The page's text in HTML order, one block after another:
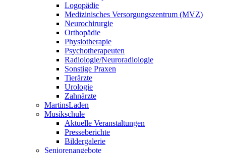
Logopädie
Medizinisches Versorgungszentrum (MVZ)
Neurochirurgie
Orthopädie
Physiotherapie
Psychotherapeuten
Radiologie/Neuroradiologie
Sonstige Praxen
Tierärzte
Urologie
Zahnärzte
MartinsLaden
Musikschule
Aktuelle Veranstaltungen
Presseberichte
Bildergalerie
Seniorenangebote